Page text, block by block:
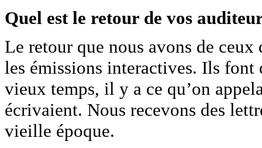
Quel est le retour de vos
Le retour que nous avons de
les émissions interactives. Ils font
vieux temps, il y a ce qu’on
écrivaient. Nous recevons des
vieille époque.